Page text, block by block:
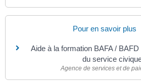
Pour en savoir plus
Aide à la formation BAFA /
du service
Agence de services et de